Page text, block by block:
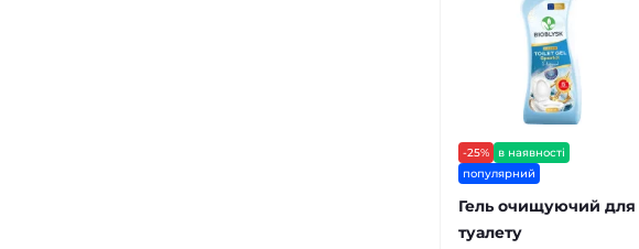
-25%
в наявності
популярний
Гель очищуючий для
туалету